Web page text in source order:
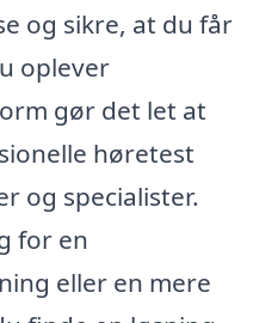
og sikre, at du får
oplever
gør det let at
høretest
og specialister.
for en
eller en mere